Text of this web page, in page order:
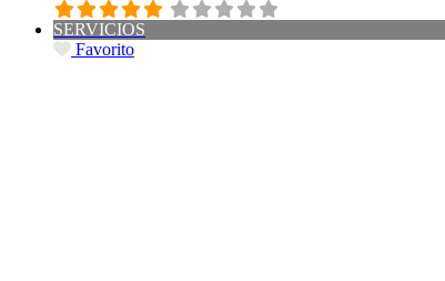
SERVICIOS
Favorito